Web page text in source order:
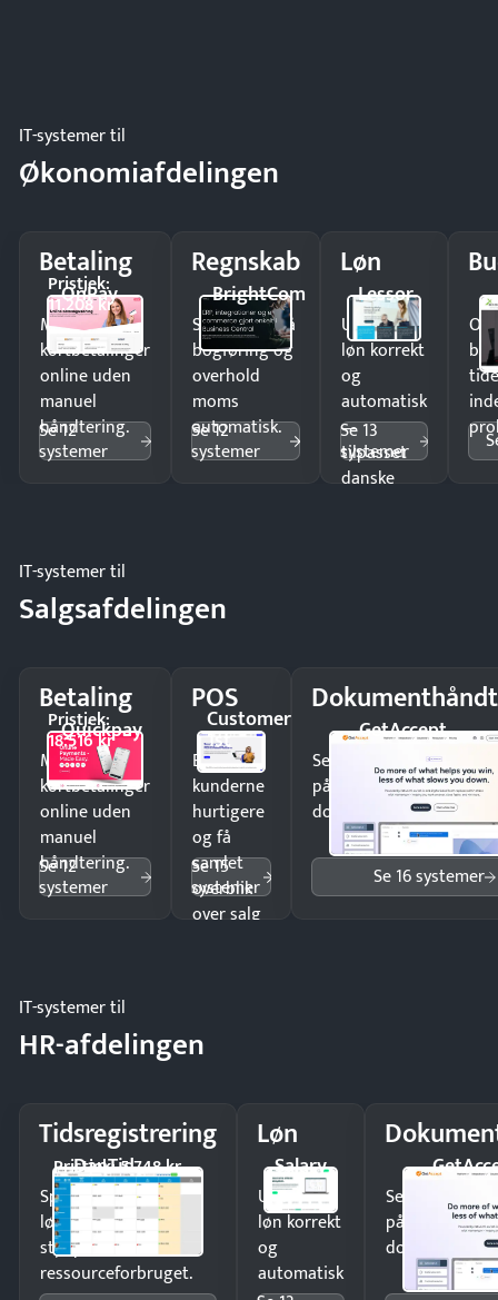
IT-systemer til
Økonomiafdelingen
Betaling
OnPay
Pristjek:
11.208 kr
Modtag
kortbetalinger
online uden
manuel
håndtering.
Se 12
systemer
Regnskab
BrightCom
Spar timer på
bogføring og
overhold
moms
automatisk.
Se 12
systemer
Løn
Lessor
Udbetal
løn korrekt
og
automatisk
—
tilpasset
danske
Se 13
systemer
IT-systemer til
Salgsafdelingen
Betaling
Quickpay
Pristjek:
18.516 kr
Modtag
kortbetalinger
online uden
manuel
håndtering.
Se 12
systemer
POS
Customer
1st
Ekspedér
kunderne
hurtigere
og få
samlet
overblik
over salg
Se 15
systemer
GetAccept
Send kontrakter til
på minutter og mist
dokumenter.
Se 16 systemer
IT-systemer til
HR-afdelingen
Tidsregistrering
DanTid
Pristjek: 5.748 kr
Spar tid på
lønberegning og få
styr på
ressourceforbruget.
Løn
Salary
Udbetal
løn korrekt
og
automatisk
Send
på minutter
dokumenter.